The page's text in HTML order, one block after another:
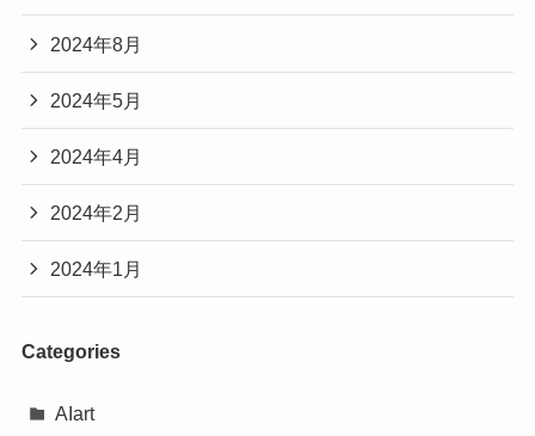
2024年8月
2024年5月
2024年4月
2024年2月
2024年1月
Categories
AIart